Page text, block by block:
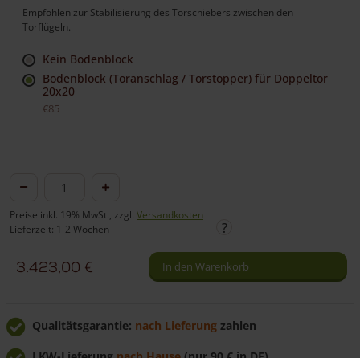
Empfohlen zur Stabilisierung des Torschiebers zwischen den
Torflügeln.
Kein Bodenblock
Bodenblock (Toranschlag / Torstopper) für Doppeltor
20x20
€85
Tor
doppelt
mit
Preise inkl. 19% MwSt., zzgl. Versandkosten
Lieferzeit: 1-2 Wochen
3.423,00 € In den Warenkorb
Qualitätsgarantie: nach Lieferung zahlen